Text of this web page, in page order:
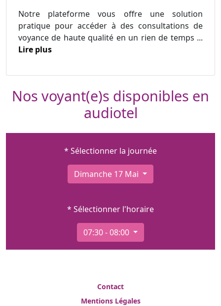
Notre plateforme vous offre une solution
pratique pour accéder à des consultations de
voyance de haute qualité en un rien de temps ...
Lire plus
Nos voyant(e)s disponibles en
audiotel
* Sélectionner la journée
Dimanche 17 Mai
* Sélectionner l'horaire
07:30 - 08:00
Contact
Mentions Légales